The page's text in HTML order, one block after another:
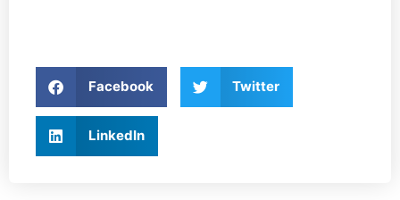
Facebook Twitter
LinkedIn